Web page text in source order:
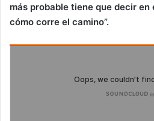
más probable tiene que decir en
cómo corre el camino”.